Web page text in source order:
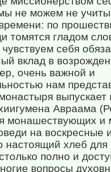
не можем не
по
томятся гладом
себя
вклад в
очень важной и
нам
выпускает
Авраама
монашествующих и
на воскресные
настоящий хлеб для
полно и
вопросы